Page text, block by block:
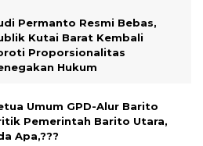
Permanto Resmi Bebas,
Kutai Barat Kembali
Proporsionalitas
Hukum
Umum GPD-Alur Barito
Pemerintah Barito Utara,
Apa,???